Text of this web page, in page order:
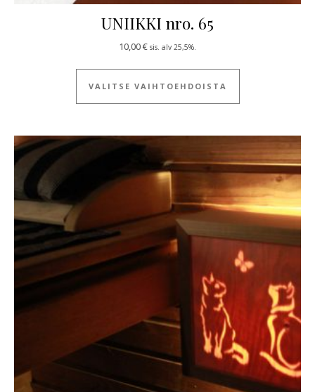
UNIIKKI nro. 65
10,00€ sis. alv 25,5%.
VALITSE VAIHTOEHDOISTA
Tällä tuotteella